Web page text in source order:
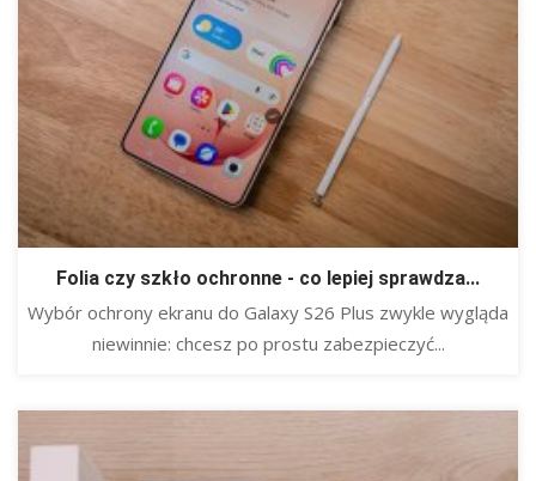
Folia czy szkło ochronne - co lepiej sprawdza...
Wybór ochrony ekranu do Galaxy S26 Plus zwykle wygląda
niewinnie: chcesz po prostu zabezpieczyć...